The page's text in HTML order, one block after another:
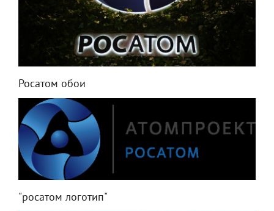
Росатом обои
"росатом логотип"